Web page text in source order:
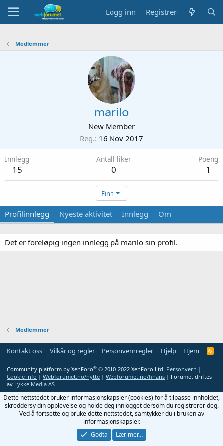
Logg inn Registrer
Medlemmer
marilo
New Member
Reg. 16 Nov 2017
Innlegg
15
Antall liker
0
Poeng
1
Finn
Profilinnlegg Nyeste aktivitet Innlegg Om
Det er foreløpig ingen innlegg på marilo sin profil.
Medlemmer
Kontakt oss Vilkår og regler Personvernregler Hjelp Hjem
R
Community platform by XenForo® © 2010-2022 XenForo Ltd. Personvern |
Cookie info | Webforumet.no/nytte | Webforumet.no/finans | Forumet driftes
av Lykke Media AS
Dette nettstedet bruker informasjonskapsler (cookies) for å tilpasse innholdet,
skreddersy din opplevelse og holde deg innlogget dersom du registrerer deg.
Ved å fortsette og bruke dette nettstedet, samtykker du i bruken av
informasjonskapsler.
Godta
Lær mer…